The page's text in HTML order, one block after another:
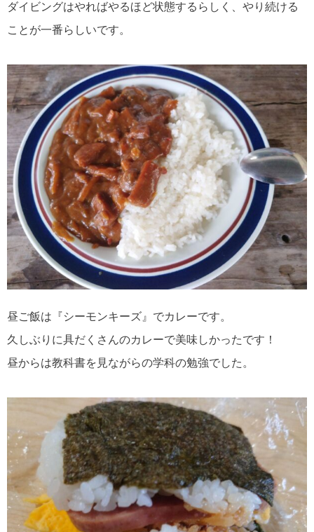
ダイビングはやればやるほど状態するらしく、やり続ける
ことが一番らしいです。
昼ご飯は『シーモンキーズ』でカレーです。
久しぶりに具だくさんのカレーで美味しかったです！
昼からは教科書を見ながらの学科の勉強でした。